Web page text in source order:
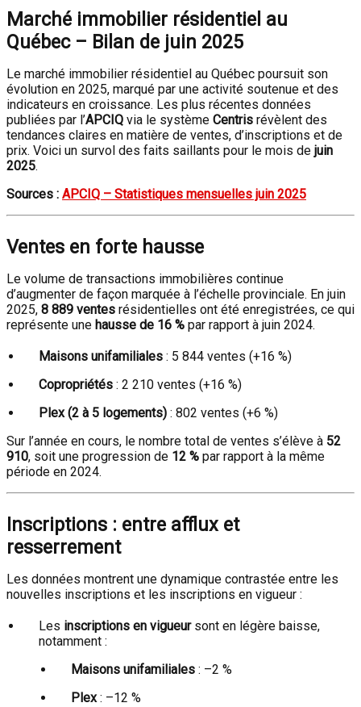
Marché immobilier résidentiel au
Québec – Bilan de juin 2025
Le marché immobilier résidentiel au Québec poursuit son
évolution en 2025, marqué par une activité soutenue et des
indicateurs en croissance. Les plus récentes données
publiées par l’APCIQ via le système Centris révèlent des
tendances claires en matière de ventes, d’inscriptions et de
prix. Voici un survol des faits saillants pour le mois de juin
2025.
Sources : APCIQ – Statistiques mensuelles juin 2025
Ventes en forte hausse
Le volume de transactions immobilières continue
d’augmenter de façon marquée à l’échelle provinciale. En juin
2025, 8 889 ventes résidentielles ont été enregistrées, ce qui
représente une hausse de 16 % par rapport à juin 2024.
Maisons unifamiliales : 5 844 ventes (+16 %)
Copropriétés : 2 210 ventes (+16 %)
Plex (2 à 5 logements) : 802 ventes (+6 %)
Sur l’année en cours, le nombre total de ventes s’élève à 52
910, soit une progression de 12 % par rapport à la même
période en 2024.
Inscriptions : entre afflux et
resserrement
Les données montrent une dynamique contrastée entre les
nouvelles inscriptions et les inscriptions en vigueur :
Les inscriptions en vigueursont en légère baisse,
notamment :
Maisons unifamiliales : –2 %
Plex: –12 %